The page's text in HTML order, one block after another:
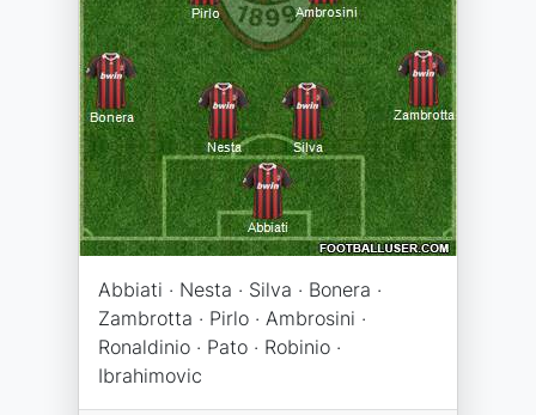
Abbiati · Nesta · Silva · Bonera ·
Zambrotta · Pirlo · Ambrosini ·
Ronaldinio · Pato · Robinio ·
Ibrahimovic